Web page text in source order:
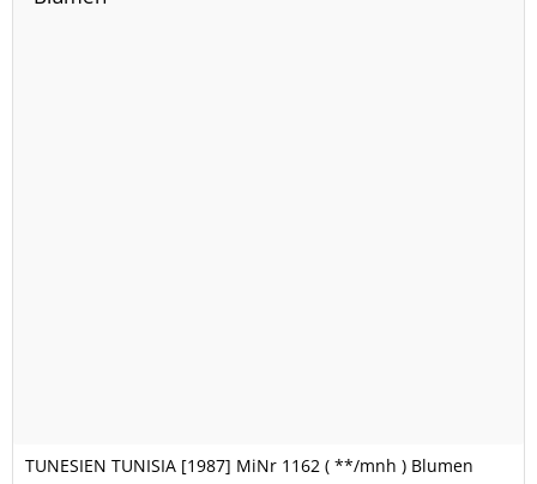
TUNESIEN TUNISIA [1987] MiNr 1162 ( **/mnh ) Blumen